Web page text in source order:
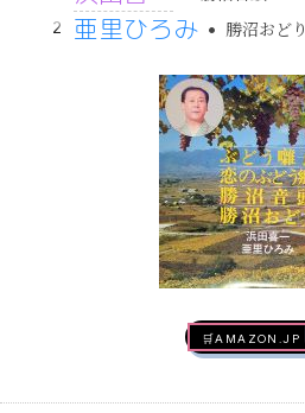
亜里ひろみ • 勝沼おどり
🛒AMAZON.jp